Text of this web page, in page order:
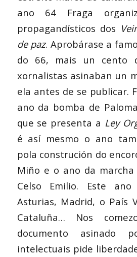
ano 64 Fraga
propagandísticos dos
de paz. Aprobárase a
do 66, mais un cento
xornalistas asinaban un
ela antes de se publicar.
ano da bomba de
que se presenta a Ley
é así mesmo o ano
pola construción do
Miño e o ano da marcha
Celso Emilio. Este
Asturias, Madrid, o País
Cataluña… Nos
documento asinado
intelectuais pide